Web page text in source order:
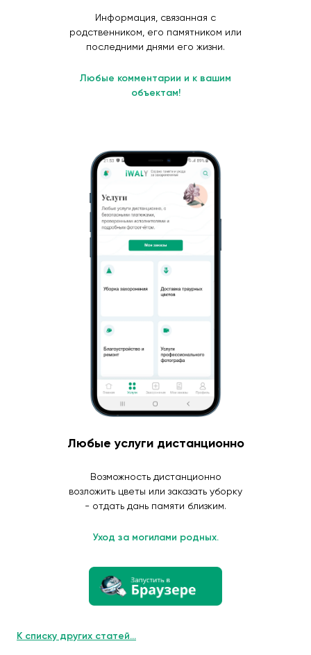
Информация, связанная с
родственником, его памятником или
последними днями его жизни.
Любые комментарии и к вашим
объектам!
Любые услуги дистанционно
Возможность дистанционно
возложить цветы или заказать уборку
- отдать дань памяти близким.
Уход за могилами родных.
К списку других статей...